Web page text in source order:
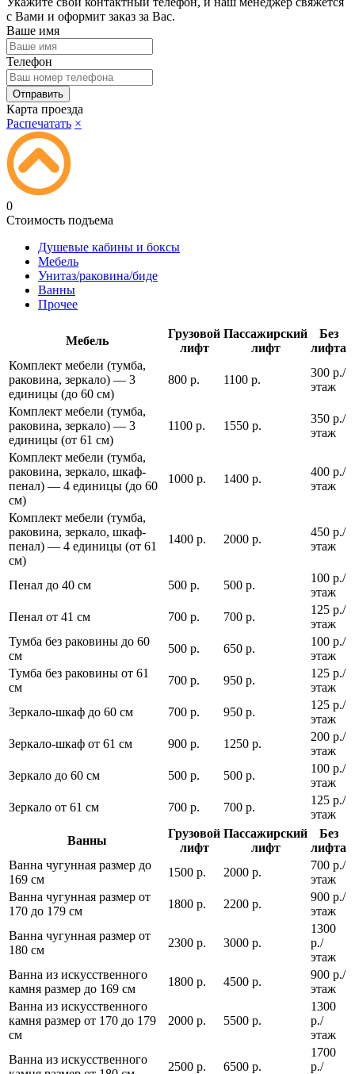
с Вами и оформит заказ за Вас.
Ваше имя
Телефон
Карта проезда
Распечатать ×
0
Стоимость подъема
Душевые кабины и боксы
Мебель
Унитаз/раковина/биде
Ванны
Прочее
Мебель
Грузовой
лифт
Пассажирский
лифт
Без
лифта
Комплект мебели (тумба,
раковина, зеркало) — 3
единицы (до 60 см)
800 р. 1100 р.
300 р./
этаж
Комплект мебели (тумба,
раковина, зеркало) — 3
единицы (от 61 см)
1100 р. 1550 р.
350 р./
этаж
Комплект мебели (тумба,
раковина, зеркало, шкаф-
пенал) — 4 единицы (до 60
см)
1000 р. 1400 р.
400 р./
этаж
Комплект мебели (тумба,
раковина, зеркало, шкаф-
пенал) — 4 единицы (от 61
см)
1400 р. 2000 р.
450 р./
этаж
Пенал до 40 см 500 р. 500 р.
100 р./
этаж
Пенал от 41 см
700 р. 700 р.
125 р./
этаж
Тумба без раковины до 60
см
500 р. 650 р.
100 р./
этаж
Тумба без раковины от 61
см
700 р. 950 р.
125 р./
этаж
Зеркало-шкаф до 60 см
700 р. 950 р.
125 р./
этаж
Зеркало-шкаф от 61 см
900 р. 1250 р.
200 р./
этаж
Зеркало до 60 см
500 р. 500 р.
100 р./
этаж
Зеркало от 61 см
700 р. 700 р.
125 р./
этаж
Ванны
Грузовой
лифт
Пассажирский
лифт
Без
лифта
Ванна чугунная размер до
169 см
1500 р. 2000 р.
700 р./
этаж
Ванна чугунная размер от
170 до 179 см
1800 р. 2200 р.
900 р./
этаж
Ванна чугунная размер от
180 см
2300 р. 3000 р.
1300
р./
этаж
Ванна из искусственного
камня размер до 169 см
1800 р. 4500 р.
900 р./
этаж
Ванна из искусственного
камня размер от 170 до 179
см
2000 р. 5500 р.
1300
р./
этаж
Ванна из искусственного
2500 р. 6500 р.
1700
р./